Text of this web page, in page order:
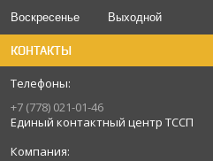
Воскресенье
Выходной
КОНТАКТЫ
+7 (778) 021-01-46
Единый контактный центр ТССП